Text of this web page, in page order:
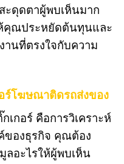
ะดุดตาผู้พบเห็นมาก
คุณประหยัดต้นทุนและ
านที่ตรงใจกับความ
ร์โฆษณาติดรถส่งของ
กอร์ คือการวิเคราะห์
ของธุรกิจ คุณต้อง
ลอะไรให้ผู้พบเห็น